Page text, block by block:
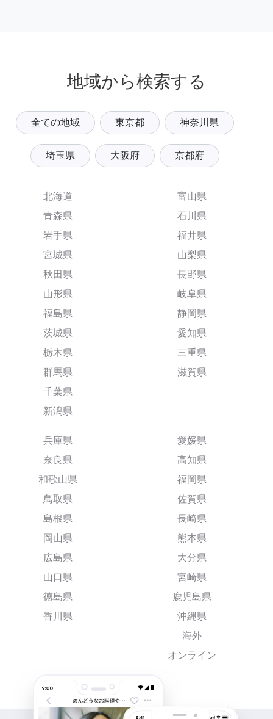
地域から検索する
全ての地域 東京都 神奈川県
埼玉県 大阪府 京都府
北海道
青森県
岩手県
宮城県
秋田県
山形県
福島県
茨城県
栃木県
群馬県
千葉県
新潟県
富山県
石川県
福井県
山梨県
長野県
岐阜県
静岡県
愛知県
三重県
滋賀県
兵庫県
奈良県
和歌山県
鳥取県
島根県
岡山県
広島県
山口県
徳島県
香川県
愛媛県
高知県
福岡県
佐賀県
長崎県
熊本県
大分県
宮崎県
鹿児島県
沖縄県
海外
オンライン